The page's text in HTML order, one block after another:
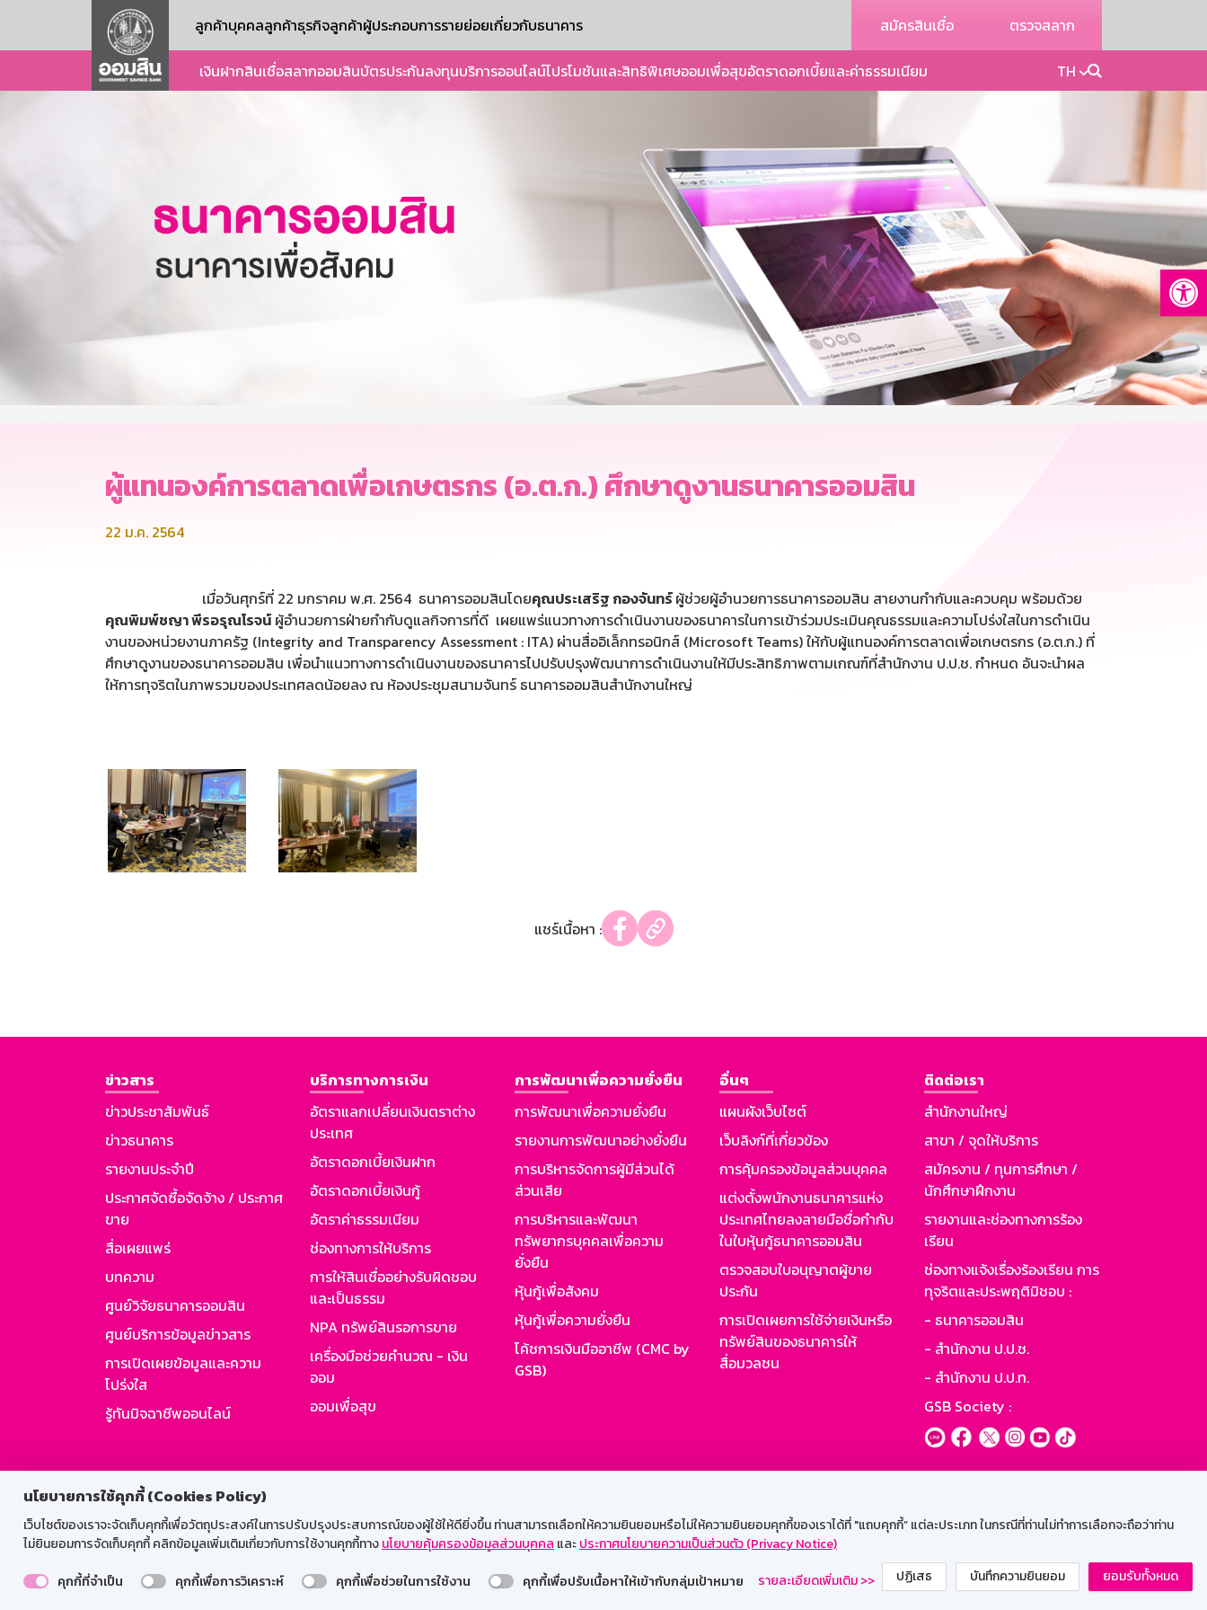
นโยบายการใช้คุกกี้ (Cookies Policy)
เว็บไซต์ของเราจะจัดเก็บคุกกี้เพื่อวัตถุประสงค์ในการปรับปรุงประสบการณ์ของผู้ใช้ให้ดียิ่งขึ้น ท่านสามารถเลือกให้ความยินยอมหรือไม่ให้ความยินยอมคุกกี้ของเราได้ที่ "แถบคุกกี้” แต่ละประเภท ในกรณีที่ท่านไม่ทำการเลือกจะถือว่าท่าน
ไม่ยินยอมการจัดเก็บคุกกี้ คลิกข้อมูลเพิ่มเติมเกี่ยวกับการใช้งานคุกกี้ทางนโยบายคุ้มครองข้อมูลส่วนบุคคล และประกาศนโยบายความเป็นส่วนตัว (Privacy Notice)
คุกกี้ที่จำเป็น
คุกกี้เพื่อการวิเคราะห์ คุกกี้เพื่อช่วยในการใช้งาน คุกกี้เพื่อปรับเนื้อหาให้เข้ากับกลุ่มเป้าหมาย รายละเอียดเพิ่มเติม >> ปฏิเสธ บันทึกความยินยอม ยอมรับทั้งหมด
ลูกค้าบุคคลลูกค้าธุรกิจลูกค้าผู้ประกอบการรายย่อยเกี่ยวกับธนาคาร สมัครสินเชื่อ ตรวจสลาก
เงินฝากสินเชื่อสลากออมสินบัตรประกันลงทุนบริการออนไลน์โปรโมชันและสิทธิพิเศษออมเพื่อสุขอัตราดอกเบี้ยและค่าธรรมเนียม TH
ผู้แทนองค์การตลาดเพื่อเกษตรกร (อ.ต.ก.) ศึกษาดูงานธนาคารออมสิน
22 ม.ค. 2564
เมื่อวันศุกร์ที่ 22 มกราคม พ.ศ. 2564 ธนาคารออมสินโดยคุณประเสริฐ กองจันทร์ผู้ช่วยผู้อำนวยการธนาคารออมสิน สายงานกำกับและควบคุม พร้อมด้วย
คุณพิมพ์ชญา พีรอรุณโรจน์ ผู้อำนวยการฝ่ายกำกับดูแลกิจการที่ดี เผยแพร่แนวทางการดำเนินงานของธนาคารในการเข้าร่วมประเมินคุณธรรมและความโปร่งใสในการดำเนิน
งานของหน่วยงานภาครัฐ (Integrity and Transparency Assessment : ITA) ผ่านสื่ออิเล็กทรอนิกส์ (Microsoft Teams) ให้กับผู้แทนองค์การตลาดเพื่อเกษตรกร (อ.ต.ก.) ที่
ศึกษาดูงานของธนาคารออมสิน เพื่อนำแนวทางการดำเนินงานของธนาคารไปปรับปรุงพัฒนาการดำเนินงานให้มีประสิทธิภาพตามเกณฑ์ที่สำนักงาน ป.ป.ช. กำหนด อันจะนำผล
ให้การทุจริตในภาพรวมของประเทศลดน้อยลง ณ ห้องประชุมสนามจันทร์ ธนาคารออมสินสำนักงานใหญ่
แชร์เนื้อหา :
ข่าวสาร
ข่าวประชาสัมพันธ์
ข่าวธนาคาร
รายงานประจำปี
ประกาศจัดซื้อจัดจ้าง / ประกาศ
ขาย
สื่อเผยแพร่
บทความ
ศูนย์วิจัยธนาคารออมสิน
ศูนย์บริการข้อมูลข่าวสาร
การเปิดเผยข้อมูลและความ
โปร่งใส
รู้ทันมิจฉาชีพออนไลน์
บริการทางการเงิน
อัตราแลกเปลี่ยนเงินตราต่าง
ประเทศ
อัตราดอกเบี้ยเงินฝาก
อัตราดอกเบี้ยเงินกู้
อัตราค่าธรรมเนียม
ช่องทางการให้บริการ
การให้สินเชื่ออย่างรับผิดชอบ
และเป็นธรรม
NPA ทรัพย์สินรอการขาย
เครื่องมือช่วยคำนวณ - เงิน
ออม
ออมเพื่อสุข
การพัฒนาเพื่อความยั่งยืน
การพัฒนาเพื่อความยั่งยืน
รายงานการพัฒนาอย่างยั่งยืน
การบริหารจัดการผู้มีส่วนได้
ส่วนเสีย
การบริหารและพัฒนา
ทรัพยากรบุคคลเพื่อความ
ยั่งยืน
หุ้นกู้เพื่อสังคม
หุ้นกู้เพื่อความยั่งยืน
โค้ชการเงินมืออาชีพ (CMC by
GSB)
อื่นๆ
แผนผังเว็บไซต์
เว็บลิงก์ที่เกี่ยวข้อง
การคุ้มครองข้อมูลส่วนบุคคล
แต่งตั้งพนักงานธนาคารแห่ง
ประเทศไทยลงลายมือชื่อกำกับ
ในใบหุ้นกู้ธนาคารออมสิน
ตรวจสอบใบอนุญาตผู้ขาย
ประกัน
การเปิดเผยการใช้จ่ายเงินหรือ
ทรัพย์สินของธนาคารให้
สื่อมวลชน
ติดต่อเรา
สำนักงานใหญ่
สาขา / จุดให้บริการ
สมัครงาน / ทุนการศึกษา /
นักศึกษาฝึกงาน
รายงานและช่องทางการร้อง
เรียน
ช่องทางแจ้งเรื่องร้องเรียน การ
ทุจริตและประพฤติมิชอบ :
- ธนาคารออมสิน
- สำนักงาน ป.ป.ช.
- สำนักงาน ป.ป.ท.
GSB Society :
รองรับการใช้งานได้ดีบนเว็บบราวเซอร์